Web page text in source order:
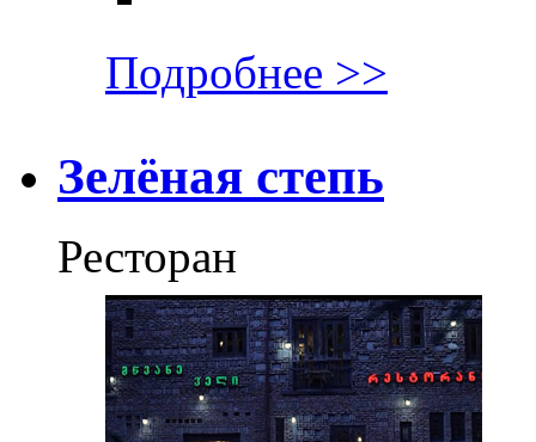
Подробнее >>
Зелёная степь
Ресторан